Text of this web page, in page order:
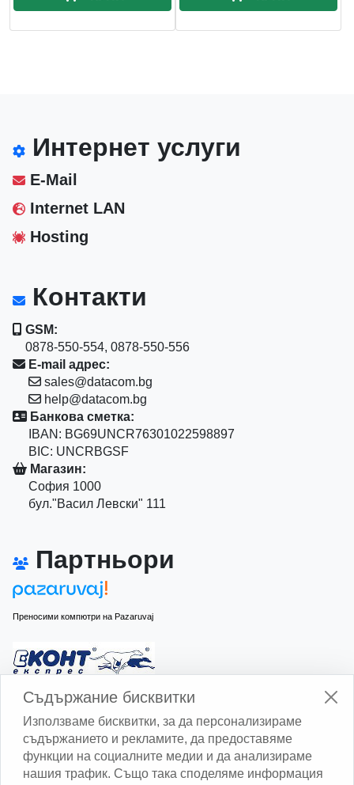
Интернет услуги
E-Mail
Internet LAN
Hosting
Контакти
GSM:
0878-550-554, 0878-550-556
E-mail адрес:
sales@datacom.bg
help@datacom.bg
Банкова сметка:
IBAN: BG69UNCR76301022598897
BIC: UNCRBGSF
Магазин:
София 1000
бул."Васил Левски" 111
Партньори
Преносими компютри на Pazaruvaj
Изчисли доставката с Еконт
Съдържание бисквитки
Използваме бисквитки, за да персонализираме
съдържанието и рекламите, да предоставяме
функции на социалните медии и да анализираме
нашия трафик. Също така споделяме информация